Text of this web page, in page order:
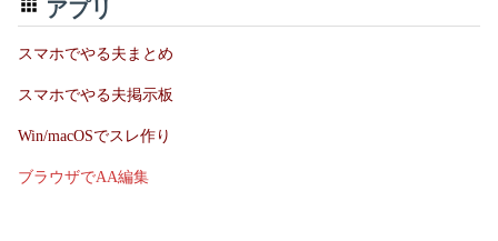
アプリ
スマホでやる夫まとめ
スマホでやる夫掲示板
Win/macOSでスレ作り
ブラウザでAA編集